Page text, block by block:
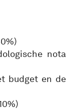
nota
budget en de